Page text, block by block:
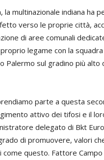
, la multinazionale indiana ha
verso le proprie città,
di aree comunali
legame con la
sul gradino più alto
parte a questa
attivo dei tifosi e il
delegato di Bkt
di promuovere, valori
questo. Fattore